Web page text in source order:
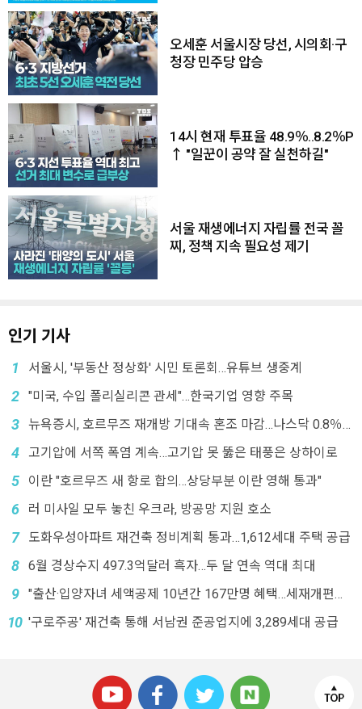
오세훈 서울시장 당선, 시의회·구
청장 민주당 압승
14시 현재 투표율 48.9％..8.2％P
↑ "일꾼이 공약 잘 실천하길"
서울 재생에너지 자립률 전국 꼴
찌, 정책 지속 필요성 제기
인기 기사
1 서울시, '부동산 정상화' 시민 토론회…유튜브 생중계
2 "미국, 수입 폴리실리콘 관세"…한국기업 영향 주목
3
뉴욕증시, 호르무즈 재개방 기대속 혼조 마감…나스닥 0.8％
4 고기압에 서쪽 폭염 계속…고기압 못 뚫은 태풍은 상하이로
5 이란 "호르무즈 새 항로 합의…상당부분 이란 영해 통과"
6 러 미사일 모두 놓친 우크라, 방공망 지원 호소
7 도화우성아파트 재건축 정비계획 통과…1,612세대 주택 공급
8 6월 경상수지 497.3억달러 흑자…두 달 연속 역대 최대
9
"출산·입양자녀 세액공제 10년간 167만명 혜택…세재개편에
10 '구로주공' 재건축 통해 서남권 준공업지에 3,289세대 공급